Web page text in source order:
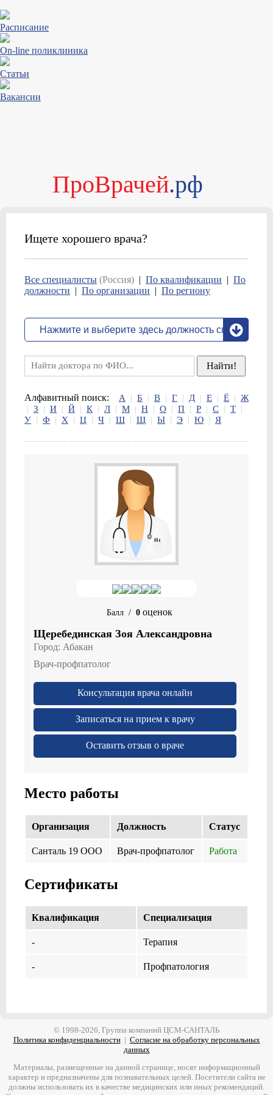
Расписание
On-line поликлиника
Статьи
Вакансии
ПроВрачей.рф
Ищете хорошего врача?
Все специалисты (Россия) | По квалификации | По
должности | По организации | По региону
Алфавитный поиск: А | Б | В | Г | Д | Е | Ё | Ж
| З | И | Й | К | Л | М | Н | О | П | Р | С | Т |
У | Ф | Х | Ц | Ч | Ш | Щ | Ы | Э | Ю | Я
Балл / 0 оценок
Щеребединская Зоя Александровна
Город: Абакан
Врач-профпатолог
Консультация врача онлайн
Записаться на прием к врачу
Оставить отзыв о враче
Место работы
Организация Должность Cтатус
Санталь 19 ООО Врач-профпатолог Работа
Сертификаты
Квалификация Специализация
- Терапия
- Профпатология
© 1998-2026, Группа компаний ЦСМ-САНТАЛЬ
Политика конфиденциальности| Согласие на обработку персональных
данных
Материалы, размещенные на данной странице, носят информационный
характер и предназначены для познавательных целей. Посетители сайта не
должны использовать их в качестве медицинских или иных рекомендаций.